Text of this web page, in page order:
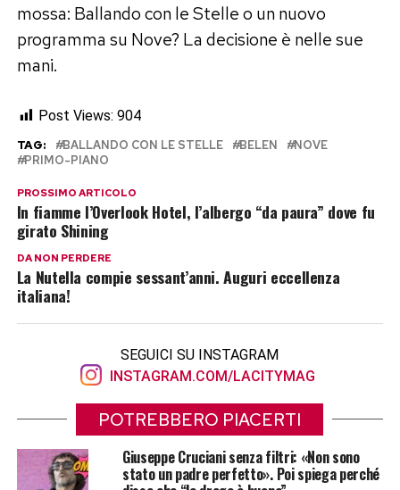
mossa: Ballando con le Stelle o un nuovo
programma su Nove? La decisione è nelle sue
mani.
Post Views: 904
TAG: BALLANDO CON LE STELLE BELEN
NOVE
PRIMO-PIANO
PROSSIMO ARTICOLO
In fiamme l’Overlook Hotel, l’albergo “da paura” dove fu
girato Shining
DA NON PERDERE
La Nutella compie sessant’anni. Auguri eccellenza
italiana!
SEGUICI SU INSTAGRAM
INSTAGRAM.COM/LACITYMAG
POTREBBERO PIACERTI
Giuseppe Cruciani senza filtri: «Non sono
stato un padre perfetto». Poi spiega perché